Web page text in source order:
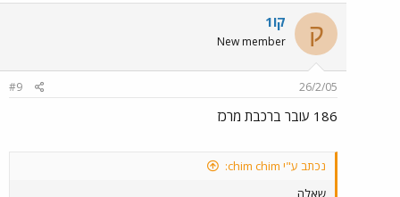
ק קו1
New member
26/2/05
#9
186 עובר ברכבת מרכז
נכתב ע"י chim chim:
שאלה